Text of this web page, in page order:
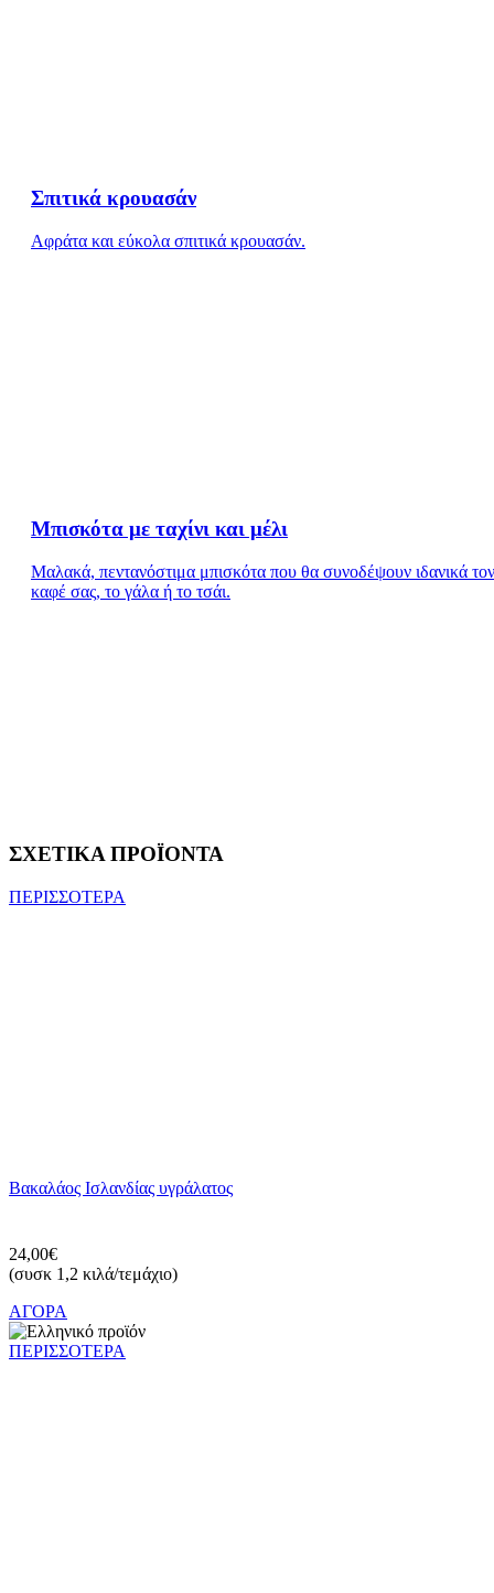
Σπιτικά κρουασάν
Aφράτα και εύκολα σπιτικά κρουασάν.
Μπισκότα με ταχίνι και μέλι
Μαλακά, πεντανόστιμα μπισκότα που θα συνοδέψουν ιδανικά τον
καφέ σας, το γάλα ή το τσάι.
ΣΧΕΤΙΚΑ ΠΡΟΪΟΝΤΑ
ΠΕΡΙΣΣΟΤΕΡΑ
Βακαλάος Ισλανδίας υγράλατος
24,00€
(συσκ 1,2 κιλά/τεμάχιο)
ΑΓΟΡΑ
ΠΕΡΙΣΣΟΤΕΡΑ